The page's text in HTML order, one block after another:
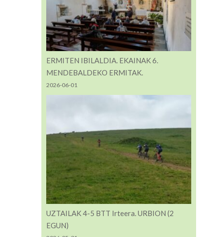
ERMITEN IBILALDIA. EKAINAK 6.
MENDEBALDEKO ERMITAK.
2026-06-01
UZTAILAK 4-5 BTT Irteera. URBION (2
EGUN)